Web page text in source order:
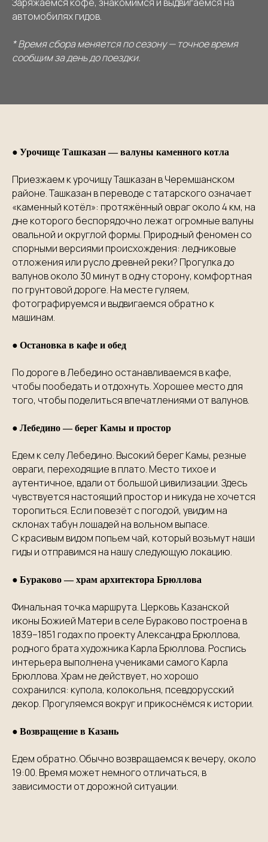
автомобилях гидов.
* Время сбора меняется по сезону — точное время
сообщим за день до поездки.
● Урочище Ташказан — валуны каменного котла
Приезжаем к урочищу Ташказан в Черемшанском
районе. Ташказан в переводе с татарского означает
«каменный котёл»: протяжённый овраг около 4 км, на
дне которого беспорядочно лежат огромные валуны
овальной и округлой формы. Природный феномен со
спорными версиями происхождения: ледниковые
отложения или русло древней реки? Прогулка до
валунов около 30 минут в одну сторону, комфортная
по грунтовой дороге. На месте гуляем,
фотографируемся и выдвигаемся обратно к
машинам.
● Остановка в кафе и обед
По дороге в Лебедино останавливаемся в кафе,
чтобы пообедать и отдохнуть. Хорошее место для
того, чтобы поделиться впечатлениями от валунов.
● Лебедино — берег Камы и простор
Едем к селу Лебедино. Высокий берег Камы, резные
овраги, переходящие в плато. Место тихое и
аутентичное, вдали от большой цивилизации. Здесь
чувствуется настоящий простор и никуда не хочется
торопиться. Если повезёт с погодой, увидим на
склонах табун лошадей на вольном выпасе.
С красивым видом попьем чай, который возьмут наши
гиды и отправимся на нашу следующую локацию.
● Бураково — храм архитектора Брюллова
Финальная точка маршрута. Церковь Казанской
иконы Божией Матери в селе Бураково построена в
1839–1851 годах по проекту Александра Брюллова,
родного брата художника Карла Брюллова. Роспись
интерьера выполнена учениками самого Карла
Брюллова. Храм не действует, но хорошо
сохранился: купола, колокольня, псевдорусский
декор. Прогуляемся вокруг и прикоснёмся к истории.
● Возвращение в Казань
Едем обратно. Обычно возвращаемся к вечеру, около
19:00. Время может немного отличаться, в
зависимости от дорожной ситуации.